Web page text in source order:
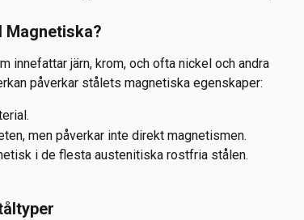
innefattar järn, krom, och ofta nickel och andra
påverkar stålets magnetiska egenskaper:
men påverkar inte direkt magnetismen.
i de flesta austenitiska rostfria stålen.